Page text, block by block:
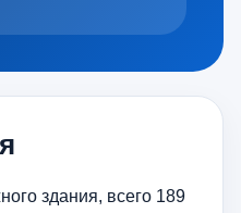
здания, всего 189